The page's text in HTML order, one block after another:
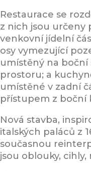
Restaurace se
z nich jsou určeny
venkovní jídelní
osy vymezující
umístěný na
prostoru; a
umístěné v zadní
přístupem z boční
Nová stavba,
italských paláců z
současnou
jsou oblouky,